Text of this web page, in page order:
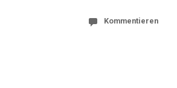
Kommentieren